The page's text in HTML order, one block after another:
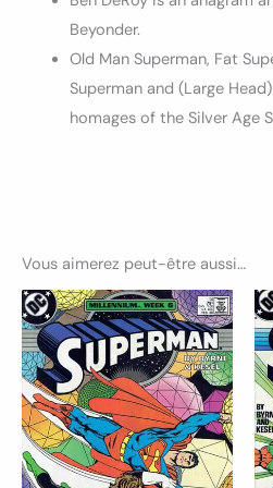
Beyonder.
Old Man Superman, Fat
Superman and (Large
homages of the Silver Age
Vous aimerez peut-être aussi…
Ce
produit
a
Les
options